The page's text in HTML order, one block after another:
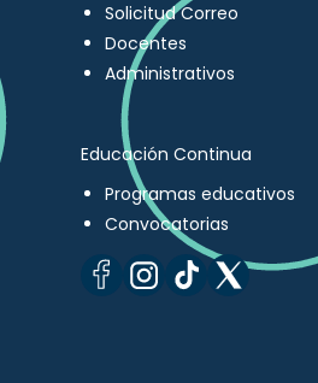
Solicitud Correo
Docentes
Administrativos
Educación Continua
Programas educativos
Convocatorias